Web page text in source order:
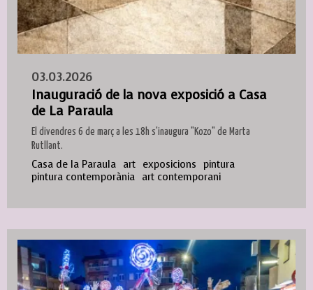
03.03.2026
Inauguració de la nova exposició a Casa
de La Paraula
El divendres 6 de març a les 18h s'inaugura "Kozo" de Marta
Rutllant.
Casa de la Paraula art exposicions pintura
pintura contemporània art contemporani